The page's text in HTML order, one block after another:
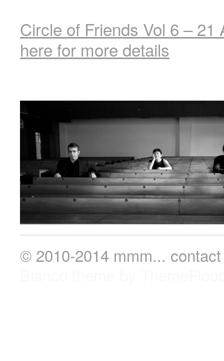
Circle of Friends Vol 6 – 21
here for more details
© 2010-2014 mmm...